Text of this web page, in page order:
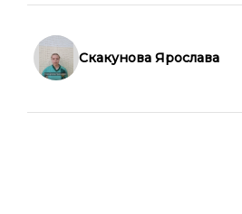
Скакунова Ярослава